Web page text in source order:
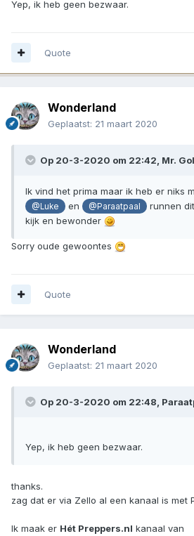
Yep, ik heb geen bezwaar.
Quote
Wonderland
Geplaatst: 21 maart 2020
Op 20-3-2020 om 22:42, Mr.
Ik vind het prima maar ik heb er niks
@Luke en @Paraatpaal
runnen
kijk en bewonder
Sorry oude gewoontes
Quote
Wonderland
Geplaatst: 21 maart 2020
Op 20-3-2020 om 22:48,
Yep, ik heb geen bezwaar.
thanks.
zag dat er via Zello al een kanaal is met
Ik maak er Hét Preppers.nl kanaal van